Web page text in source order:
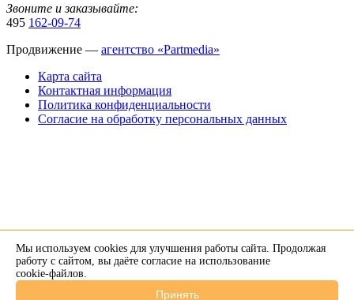
Звоните и заказывайте:
495 162-09-74
Продвижение — агентство «Partmedia»
Карта сайта
Контактная информация
Политика конфиденциальности
Согласие на обработку персональных данных
Напишите нам в Telegram
Мы используем cookies для улучшения работы сайта. Продолжая
работу с сайтом, вы даёте согласие на использование
cookie-файлов.
Принять